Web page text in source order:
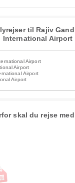
til Rajiv
International Airport
Airport
Airport
Airport
Airport
skal du rejse